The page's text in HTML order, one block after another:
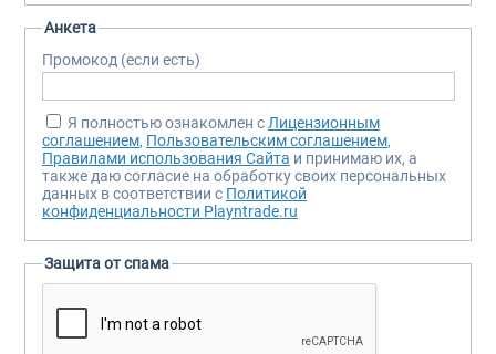
Анкета
Промокод (если есть)
Я полностью ознакомлен с Лицензионным
соглашением, Пользовательским соглашением,
Правилами использования Сайта и принимаю их, а
также даю согласие на обработку своих персональных
данных в соответствии с Политикой
конфиденциальности Playntrade.ru
Защита от спама